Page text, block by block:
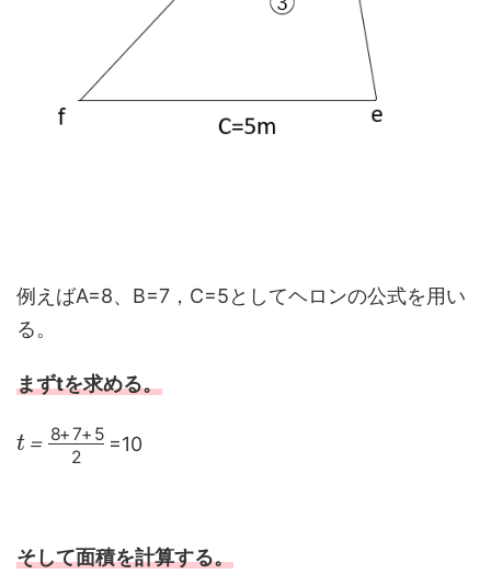
例えばA=8、B=7，C=5としてヘロンの公式を用い
る。
まずtを求める。
t8 7+5 2
=10
そして面積を計算する。